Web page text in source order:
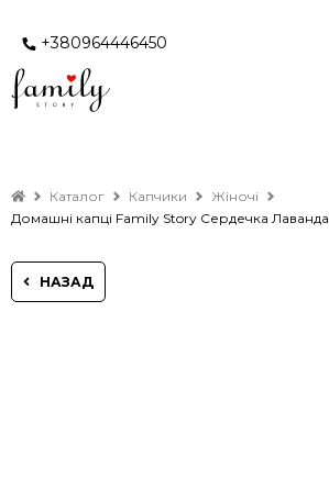
+380964446450
Каталог Капчики
Жіночі
Домашні капці Family Story Сердечка Лаванда
НАЗАД